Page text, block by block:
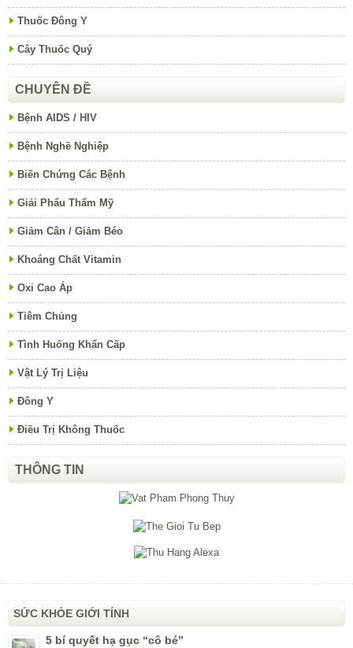
Thuốc Đông Y
Cây Thuốc Quý
CHUYÊN ĐỀ
Bệnh AIDS / HIV
Bệnh Nghề Nghiệp
Biến Chứng Các Bệnh
Giải Phẩu Thẩm Mỹ
Giảm Cân / Giảm Béo
Khoáng Chất Vitamin
Oxi Cao Áp
Tiêm Chủng
Tình Huống Khẩn Cấp
Vật Lý Trị Liệu
Đông Y
Điều Trị Không Thuốc
THÔNG TIN
SỨC KHỎE GIỚI TÍNH
5 bí quyết hạ gục “cô bé”